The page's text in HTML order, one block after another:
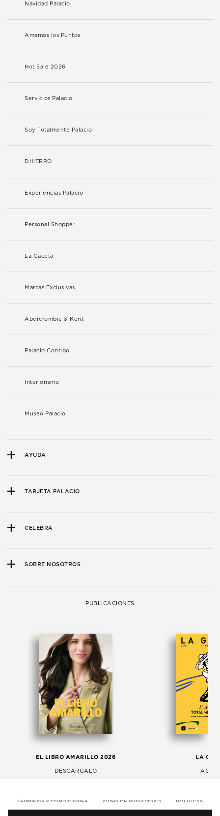
Navidad Palacio
Amamos los Puntos
Hot Sale 2026
Servicios Palacio
Soy Totalmente Palacio
DHIERRO
Experiencias Palacio
Personal Shopper
La Gaceta
Marcas Exclusivas
Abercrombie & Kent
Palacio Contigo
Interiorismo
Museo Palacio
AYUDA
TARJETA PALACIO
CELEBRA
SOBRE NOSOTROS
PUBLICACIONES
EL LIBRO AMARILLO 2026
DESCÁRGALO
LA
TÉRMINOS Y CONDICIONES AVISO DE PRIVACIDAD POLITICAS